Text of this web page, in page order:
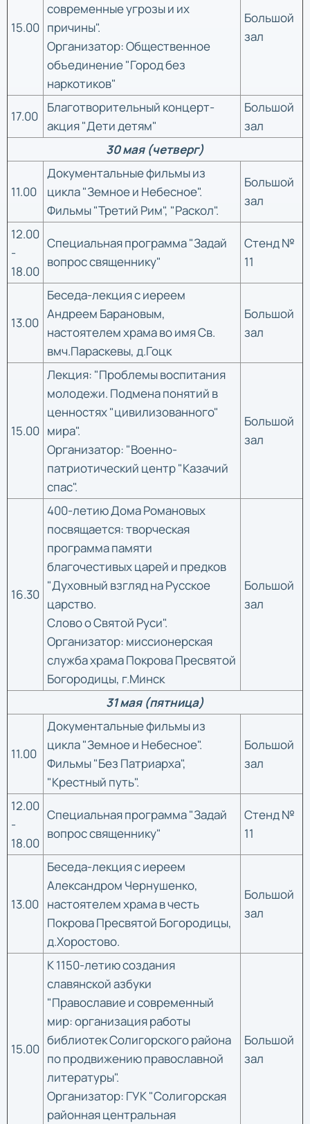
15.00
современные угрозы и их
причины".
Организатор: Общественное
объединение "Город без
наркотиков"
Большой
зал
17.00
Благотворительный концерт-
акция "Дети детям"
Большой
зал
30 мая (четверг)
11.00
Документальные фильмы из
цикла "Земное и Небесное".
Фильмы "Третий Рим", "Раскол".
Большой
зал
12.00
-
18.00
Специальная программа "Задай
вопрос священнику"
Стенд №
11
13.00
Беседа-лекция с иереем
Андреем Барановым,
настоятелем храма во имя Св.
вмч.Параскевы, д.Гоцк
Большой
зал
15.00
Лекция: "Проблемы воспитания
молодежи. Подмена понятий в
ценностях "цивилизованного"
мира".
Организатор: "Военно-
патриотический центр "Казачий
спас".
Большой
зал
16.30
400-летию Дома Романовых
посвящается: творческая
программа памяти
благочестивых царей и предков
"Духовный взгляд на Русское
царство.
Слово о Святой Руси".
Организатор: миссионерская
служба храма Покрова Пресвятой
Богородицы, г.Минск
Большой
зал
31 мая (пятница)
11.00
Документальные фильмы из
цикла "Земное и Небесное".
Фильмы "Без Патриарха",
"Крестный путь".
Большой
зал
12.00
-
18.00
Специальная программа "Задай
вопрос священнику"
Стенд №
11
13.00
Беседа-лекция с иереем
Александром Чернушенко,
настоятелем храма в честь
Покрова Пресвятой Богородицы,
д.Хоростово.
Большой
зал
15.00
К 1150-летию создания
славянской азбуки
"Православие и современный
мир: организация работы
библиотек Солигорского района
по продвижению православной
литературы".
Организатор: ГУК "Солигорская
районная центральная
Большой
зал